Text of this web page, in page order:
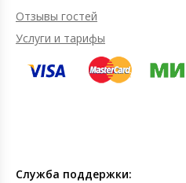
Отзывы гостей
Услуги и тарифы
Служба поддержки: